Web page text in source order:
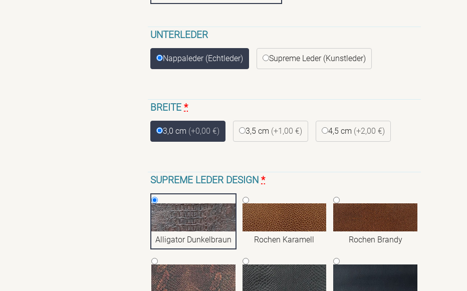
UNTERLEDER
Nappaleder (Echtleder) Supreme Leder (Kunstleder)
BREITE *
3,0 cm (+0,00 €) 3,5 cm (+1,00 €) 4,5 cm (+2,00 €)
SUPREME LEDER DESIGN *
Alligator Dunkelbraun Rochen Karamell Rochen Brandy